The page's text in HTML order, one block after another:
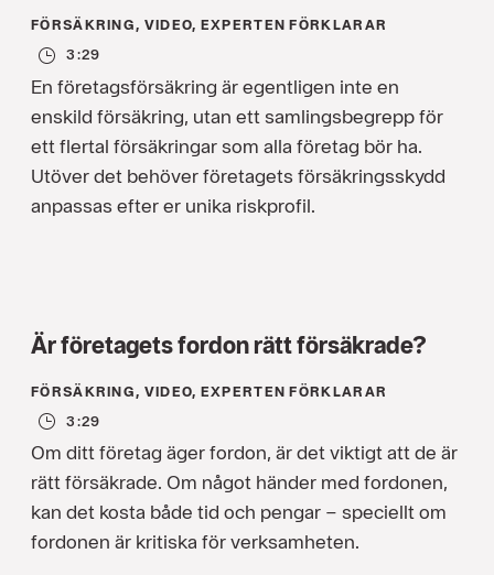
FÖRSÄKRING, VIDEO, EXPERTEN FÖRKLARAR
3:29
En företagsförsäkring är egentligen inte en
enskild försäkring, utan ett samlingsbegrepp för
ett flertal försäkringar som alla företag bör ha.
Utöver det behöver företagets försäkringsskydd
anpassas efter er unika riskprofil.
Är företagets fordon rätt försäkrade?
FÖRSÄKRING, VIDEO, EXPERTEN FÖRKLARAR
3:29
Om ditt företag äger fordon, är det viktigt att de är
rätt försäkrade. Om något händer med fordonen,
kan det kosta både tid och pengar – speciellt om
fordonen är kritiska för verksamheten.